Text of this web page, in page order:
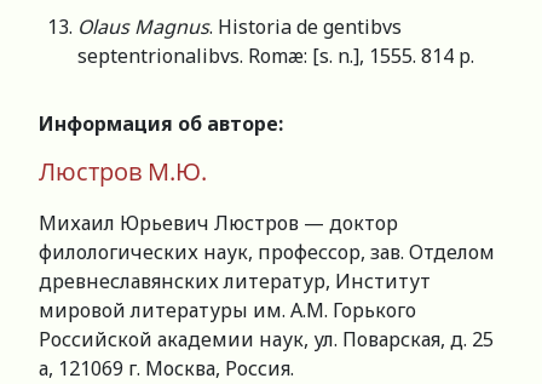
Olaus Magnus. Historia de gentibvs
septentrionalibvs. Romæ: [s. n.], 1555. 814 p.
Информация об авторе:
Люстров М.Ю.
Михаил Юрьевич Люстров — доктор
филологических наук, профессор, зав. Отделом
древнеславянских литератур, Институт
мировой литературы им. А.М. Горького
Российской академии наук, ул. Поварская, д. 25
а, 121069 г. Москва, Россия.